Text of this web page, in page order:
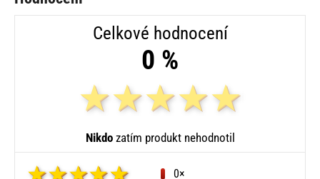
Celkové hodnocení
0 %
Nikdozatím produkt nehodnotil
0×